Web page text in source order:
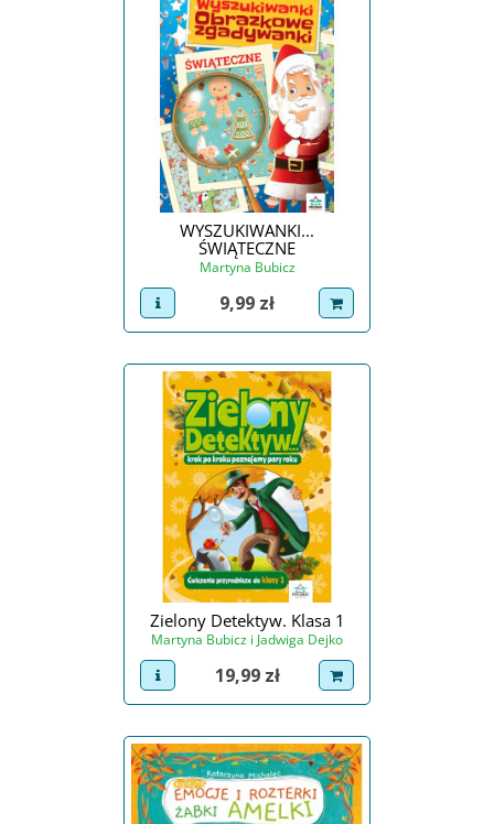
WYSZUKIWANKI...
ŚWIĄTECZNE
Martyna Bubicz
view product
Cena
9,99 zł dodaj do koszyka
Zielony Detektyw. Klasa 1
Martyna Bubicz i Jadwiga Dejko
view product
Cena
19,99 zł dodaj do koszyka